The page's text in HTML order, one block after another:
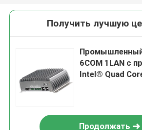
Получить лучшую
6COM 1LAN с
Intel® Quad
Продолжать